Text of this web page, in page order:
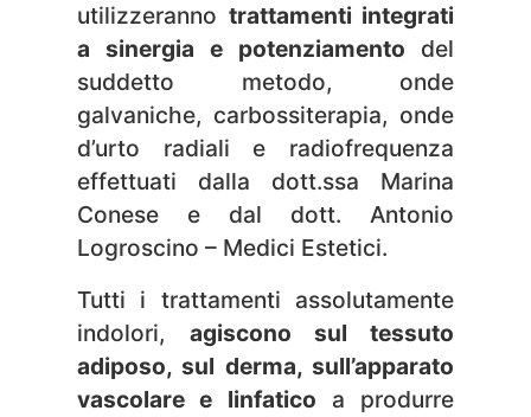
utilizzeranno trattamenti integrati
a sinergia e potenziamento del
suddetto metodo, onde
galvaniche, carbossiterapia, onde
d’urto radiali e radiofrequenza
effettuati dalla dott.ssa Marina
Conese e dal dott. Antonio
Logroscino – Medici Estetici.
Tutti i trattamenti assolutamente
indolori, agiscono sul tessuto
adiposo, sul derma, sull’apparato
vascolare e linfatico a produrre